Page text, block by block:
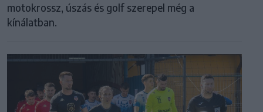
motokrossz, úszás és golf szerepel még a
kínálatban.